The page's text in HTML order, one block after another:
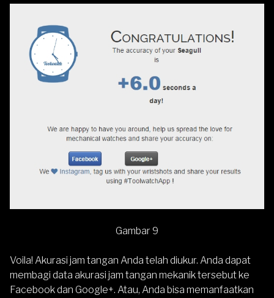
Gambar 9
Voila! Akurasi jam tangan Anda telah diukur. Anda dapat
membagi data akurasi jam tangan mekanik tersebut ke
Facebook dan Google+. Atau, Anda bisa memanfaatkan